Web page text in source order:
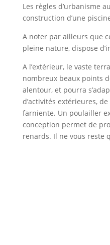
Les règles d’urbanisme
construction d’une
A noter par ailleurs que
pleine nature, dispose
A l’extérieur, le vaste
nombreux beaux points
alentour, et pourra
d’activités extérieures,
farniente. Un poulailler
conception permet de
renards. Il ne vous reste